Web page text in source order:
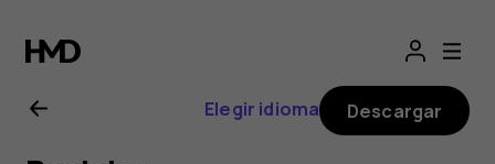
Manual
del Elegir idioma Descargar